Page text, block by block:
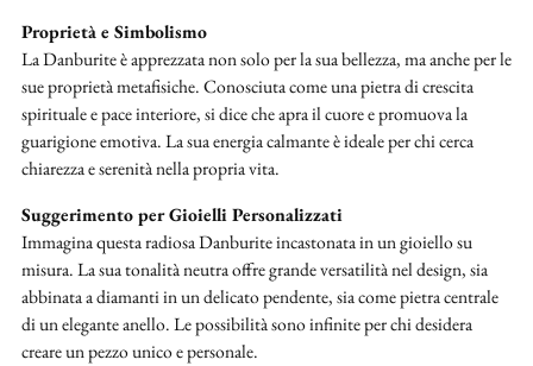
Proprietà e Simbolismo
La Danburite è apprezzata non solo per la sua bellezza, ma anche per le
sue proprietà metafisiche. Conosciuta come una pietra di crescita
spirituale e pace interiore, si dice che apra il cuore e promuova la
guarigione emotiva. La sua energia calmante è ideale per chi cerca
chiarezza e serenità nella propria vita.
Suggerimento per Gioielli Personalizzati
Immagina questa radiosa Danburite incastonata in un gioiello su
misura. La sua tonalità neutra offre grande versatilità nel design, sia
abbinata a diamanti in un delicato pendente, sia come pietra centrale
di un elegante anello. Le possibilità sono infinite per chi desidera
creare un pezzo unico e personale.